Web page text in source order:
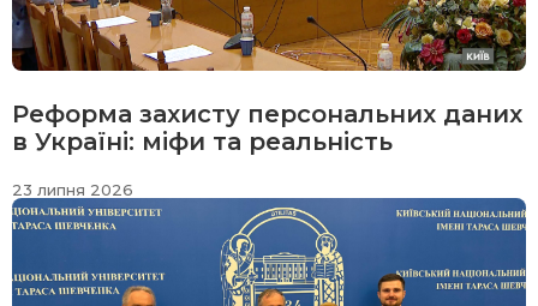
Реформа захисту персональних даних
в Україні: міфи та реальність
23 липня 2026